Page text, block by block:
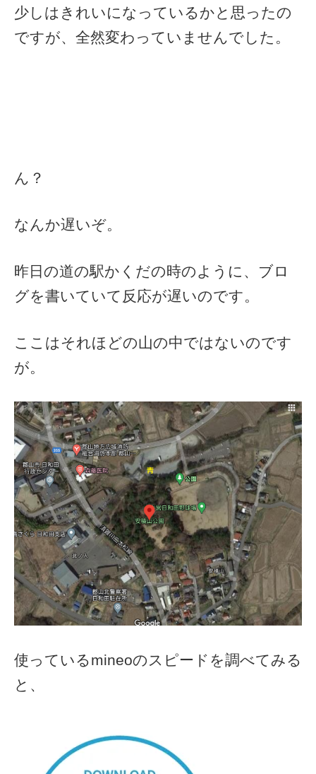
少しはきれいになっているかと思ったの
ですが、全然変わっていませんでした。
ん？
なんか遅いぞ。
昨日の道の駅かくだの時のように、ブロ
グを書いていて反応が遅いのです。
ここはそれほどの山の中ではないのです
が。
使っているmineoのスピードを調べてみる
と、